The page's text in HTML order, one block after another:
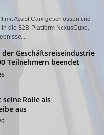
mit Assist Card geschlossen und
die B2B-Plattform NexusCube.
Geschäftsreiseindustrie
Teilnehmern beendet
seine Rolle als
aus